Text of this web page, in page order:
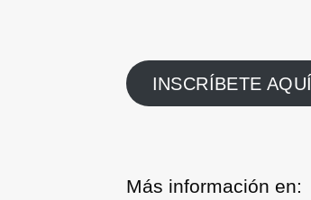
INSCRÍBETE AQUÍ
Más información en: